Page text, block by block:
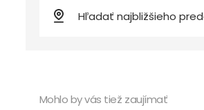
Mohlo by vás tiež zaujímať